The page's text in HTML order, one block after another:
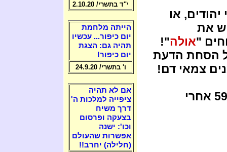
או
את
"אולה"!
הסחת הדעת
צמאי דם!
ימ"ש בגיל 59 אחרי
י"ד בתשרי/ 2.10.20
הייתה מלחמת
יום כיפור... עכשיו
תהיה גם: הצגת
יום כיפור!
ו' בתשרי/ 24.9.20
אם לא תהיה
ציפייה למלכות ה'
דרך משיח
בצעקה ופרסום
וכו': ישנה
אפשרות שהעולם
(חלילה) יחרב!!